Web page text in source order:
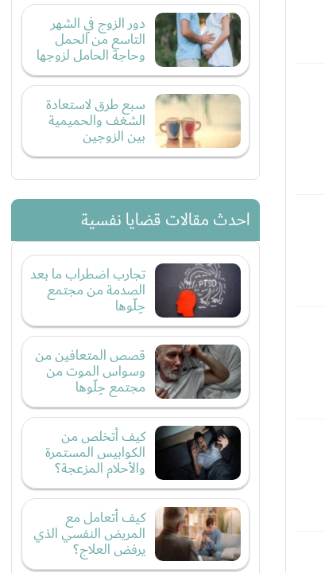
دور الزوج في الشهر
التاسع من الحمل
وحاجة الحامل لزوجها
سبع طرق لاستعادة
الشغف والحميمية
بين الزوجين
احدث مقالات قضايا نفسية
تجارب اضطراب ما بعد
الصدمة من مجتمع
حِلّوها
قصص المتعافين من
وسواس الموت من
مجتمع حِلّوها
كيف أتخلص من
الكوابيس المستمرة
والأحلام المزعجة؟
كيف أتعامل مع
المريض النفسي الذي
يرفض العلاج؟